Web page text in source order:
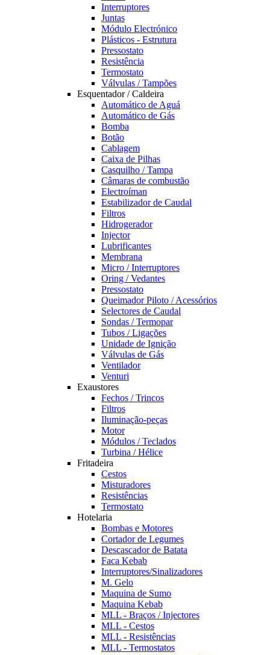
Interruptores
Juntas
Módulo Electrónico
Plásticos - Estrutura
Pressostato
Resistência
Termostato
Válvulas / Tampões
Esquentador / Caldeira
Automático de Aguá
Automático de Gás
Bomba
Botão
Cablagem
Caixa de Pilhas
Casquilho / Tampa
Câmaras de combustão
Electroíman
Estabilizador de Caudal
Filtros
Hidrogerador
Injector
Lubrificantes
Membrana
Micro / Interruptores
Oring / Vedantes
Pressostato
Queimador Piloto / Acessórios
Selectores de Caudal
Sondas / Termopar
Tubos / Ligações
Unidade de Ignição
Válvulas de Gás
Ventilador
Venturi
Exaustores
Fechos / Trincos
Filtros
Iluminação-peças
Motor
Módulos / Teclados
Turbina / Hélice
Fritadeira
Cestos
Misturadores
Resistências
Termostato
Hotelaria
Bombas e Motores
Cortador de Legumes
Descascador de Batata
Faca Kebab
Interruptores/Sinalizadores
M. Gelo
Maquina de Sumo
Maquina Kebab
MLL - Braços / Injectores
MLL - Cestos
MLL - Resistências
MLL - Termostatos